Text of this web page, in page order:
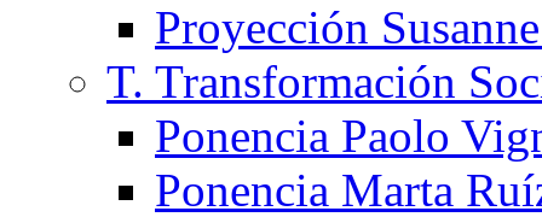
Proyección
T. Transformación
Ponencia Paolo
Ponencia Marta